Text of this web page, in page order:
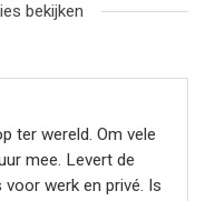
bekijken
ter wereld. Om vele
mee. Levert de
werk en privé. Is